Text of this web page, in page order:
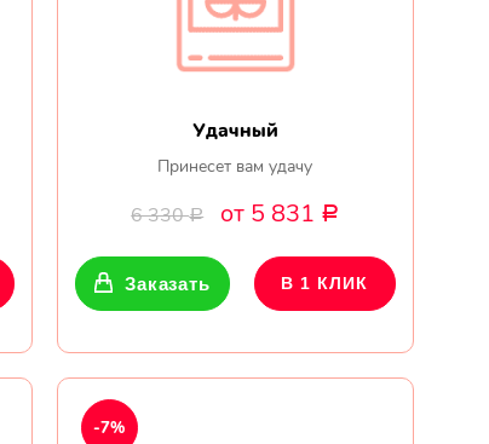
Удачный
Принесет вам удачу
6 330Р от 5 831 Р
Заказать В 1 КЛИК
-7%